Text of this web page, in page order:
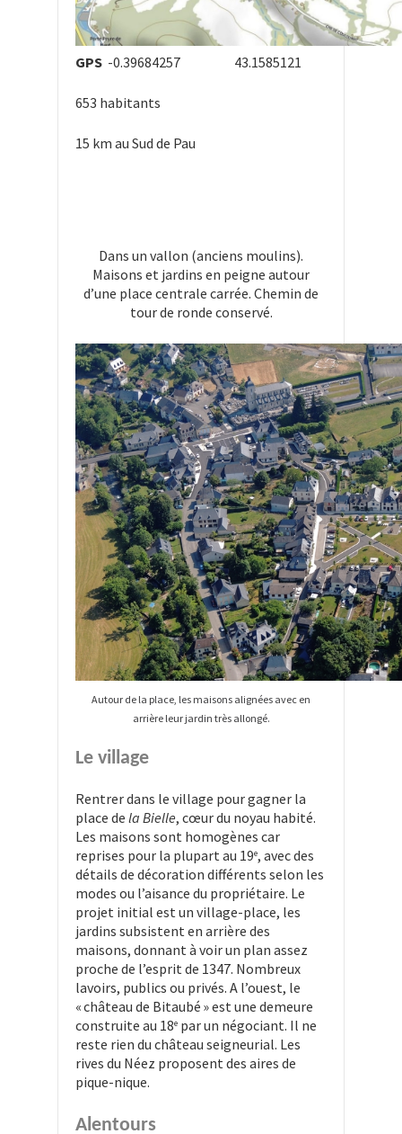
GPS -0.39684257 43.1585121
653 habitants
15 km au Sud de Pau
Dans un vallon (anciens moulins).
Maisons et jardins en peigne autour
d’une place centrale carrée. Chemin de
tour de ronde conservé.
Autour de la place, les maisons alignées avec en
arrière leur jardin très allongé.
Le village
Rentrer dans le village pour gagner la
place de la Bielle, cœur du noyau habité.
Les maisons sont homogènes car
reprises pour la plupart au 19e, avec des
détails de décoration différents selon les
modes ou l’aisance du propriétaire. Le
projet initial est un village-place, les
jardins subsistent en arrière des
maisons, donnant à voir un plan assez
proche de l’esprit de 1347. Nombreux
lavoirs, publics ou privés. A l’ouest, le
« château de Bitaubé » est une demeure
construite au 18e par un négociant. Il ne
reste rien du château seigneurial. Les
rives du Néez proposent des aires de
pique-nique.
Alentours